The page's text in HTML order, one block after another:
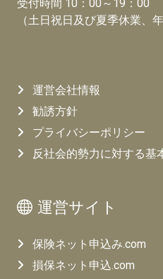
受付時間 10：00～19：00
（土日祝日及び夏季休業、
運営会社情報
勧誘方針
プライバシーポリシー
反社会的勢力に対する基
運営サイト
保険ネット申込み.com
損保ネット申込.com